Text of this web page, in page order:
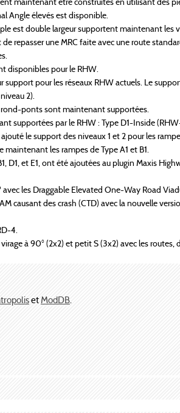
Angle élevés est disponible.
est double largeur supportent maintenant les
repasser une MRC faite avec une route
disponibles pour le RHW.
support pour les réseaux RHW actuels. Le
2).
ponts sont maintenant supportées.
supportées par le RHW : Type D1-Inside
le support des niveaux 1 et 2 pour les
les rampes de Type A1 et B1.
D1, et E1, ont été ajoutées au plugin Maxis
les Draggable Elevated One-Way Road
causant des crash (CTD) avec la nouvelle
4.
à 90° (2x2) et petit S (3x2) avec les routes,
et ModDB